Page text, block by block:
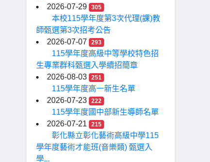
2026-07-29
305
本校115學年度第3次代理(課)教
師甄選第3次招考公告
2026-07-07
293
115學年度高級中等學校特色招
生專業群科甄選入學續招簡章
2026-08-03
251
115學年度高一新生名單
2026-07-23
222
115學年度國中部新生導師名單
2026-07-21
215
彰化縣立彰化藝術高級中學115
學年度藝術才能班(音樂類) 甄選入
學...